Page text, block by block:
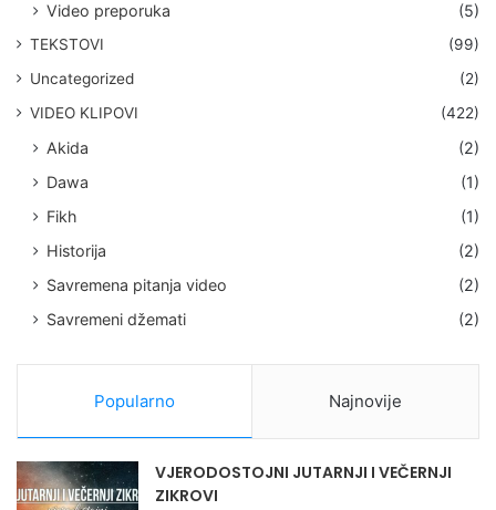
Video preporuka
(5)
TEKSTOVI
(99)
Uncategorized
(2)
VIDEO KLIPOVI
(422)
Akida
(2)
Dawa
(1)
Fikh
(1)
Historija
(2)
Savremena pitanja video
(2)
Savremeni džemati
(2)
Popularno Najnovije
VJERODOSTOJNI JUTARNJI I VEČERNJI
ZIKROVI